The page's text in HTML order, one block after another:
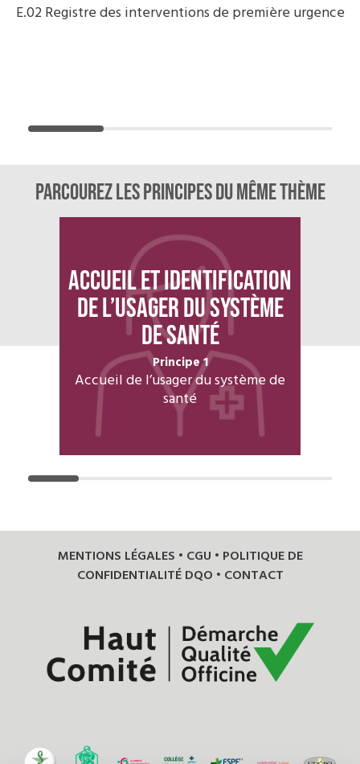
E.02 Registre des interventions de première urgence
Parcourez les principes du même thème
Accueil et identification
de l’usager du système
de santé
Principe 1
Accueil de l’usager du système de
santé
MENTIONS LÉGALES • CGU • POLITIQUE DE
CONFIDENTIALITÉ DQO • CONTACT